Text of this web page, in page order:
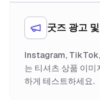
굿즈 광고
Instagram, TikTok,
는 티셔츠 상품 이
하게 테스트하세요.